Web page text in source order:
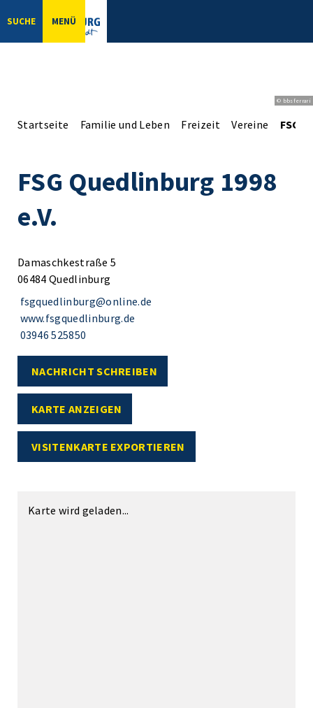
SUCHE MENÜ
© bbsferrari
Startseite Familie und Leben Freizeit Vereine FSG
FSG Quedlinburg 1998
e.V.
Damaschkestraße 5
06484 Quedlinburg
fsgquedlinburg@online.de
www.fsgquedlinburg.de
03946 525850
NACHRICHT SCHREIBEN
KARTE ANZEIGEN
VISITENKARTE EXPORTIEREN
Karte wird geladen...